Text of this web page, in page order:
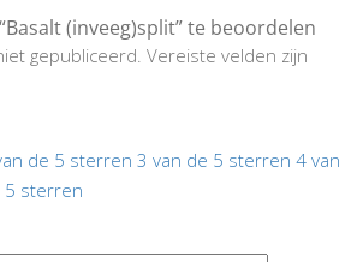
(inveeg)split” te beoordelen
gepubliceerd. Vereiste velden zijn
de 5 sterren 3 van de 5 sterren 4 van
5 sterren